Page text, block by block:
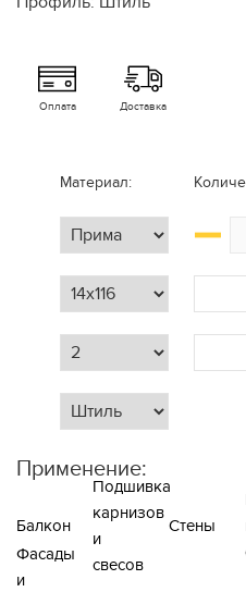
Оплата Доставка
Материал:
Применение:
Балкон
Подшивка
карнизов
и
свесов
Стены
Фасады
и